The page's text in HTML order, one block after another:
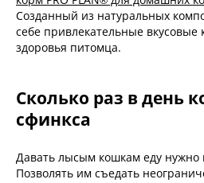
Созданный из натуральных
себе привлекательные вкусовые
здоровья питомца.
Сколько раз в день
сфинкса
Давать лысым кошкам еду нужно
Позволять им съедать